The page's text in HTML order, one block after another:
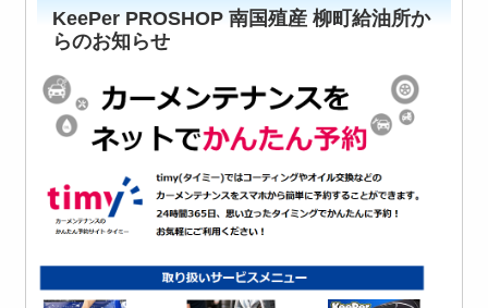
KeePer PROSHOP 南国殖産 柳町給油所か
らのお知らせ